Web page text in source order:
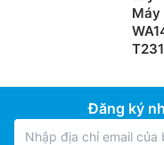
được tích hợp
bởi Swissatest, kết
ở trên 60°C để loại
giảm, đảm bảo quần
lần giặt.
Máy
Đăng ký